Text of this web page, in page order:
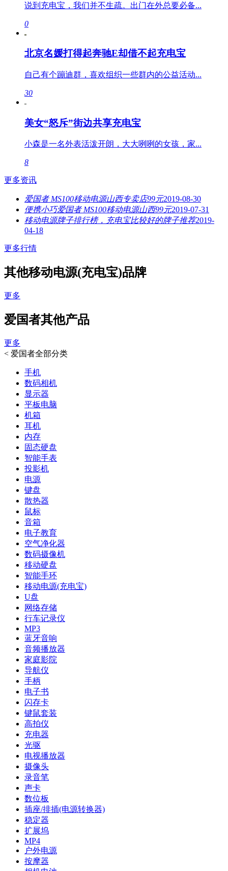
说到充电宝，我们并不生疏。出门在外总要必备...
0
北京名媛打得起奔驰E却借不起充电宝
自己有个蹦迪群，喜欢组织一些群内的公益活动...
30
美女“怒斥”街边共享充电宝
小森是一名外表活泼开朗，大大咧咧的女孩，家...
8
更多资讯
爱国者 MS100移动电源山西专卖店99元2019-08-30
便携小巧爱国者 MS100移动电源山西99元2019-07-31
移动电源牌子排行榜，充电宝比较好的牌子推荐2019-
04-18
更多行情
其他移动电源(充电宝)品牌
更多
爱国者其他产品
更多
< 爱国者全部分类
手机
数码相机
显示器
平板电脑
机箱
耳机
内存
固态硬盘
智能手表
投影机
电源
键盘
散热器
鼠标
音箱
电子教育
空气净化器
数码摄像机
移动硬盘
智能手环
移动电源(充电宝)
U盘
网络存储
行车记录仪
MP3
蓝牙音响
音频播放器
家庭影院
导航仪
手柄
电子书
闪存卡
键鼠套装
高拍仪
充电器
光驱
电视播放器
摄像头
录音笔
声卡
数位板
插座/排插(电源转换器)
稳定器
扩展坞
MP4
户外电源
按摩器